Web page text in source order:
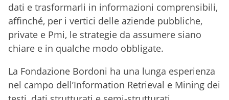
dati e trasformarli in informazioni comprensibili,
affinché, per i vertici delle aziende pubbliche,
private e Pmi, le strategie da assumere siano
chiare e in qualche modo obbligate.
La Fondazione Bordoni ha una lunga esperienza
nel campo dell’Information Retrieval e Mining dei